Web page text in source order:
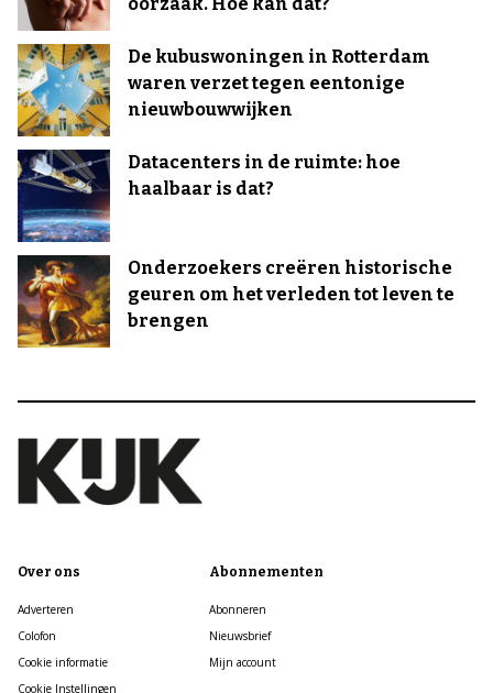
De kubuswoningen in Rotterdam
waren verzet tegen eentonige
nieuwbouwwijken
Datacenters in de ruimte: hoe
haalbaar is dat?
Onderzoekers creëren historische
geuren om het verleden tot leven te
brengen
Over ons
Adverteren
Colofon
Cookie informatie
Cookie Instellingen
Abonnementen
Abonneren
Nieuwsbrief
Mijn account